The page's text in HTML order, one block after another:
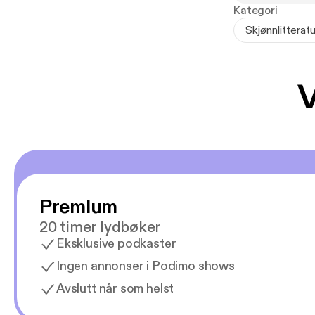
fascinerende
og kjærlighet.
Kategori
Premium
20 timer lydbøker
Eksklusive podkaster
Ingen annonser i Podimo shows
Avslutt når som helst